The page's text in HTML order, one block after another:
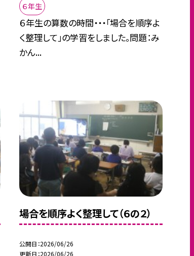
６年生
６年生の算数の時間・・・「場合を順序よ
く整理して」の学習をしました。問題：み
かん...
場合を順序よく整理して（６の２）
公開日 2026/06/26
更新日 2026/06/26